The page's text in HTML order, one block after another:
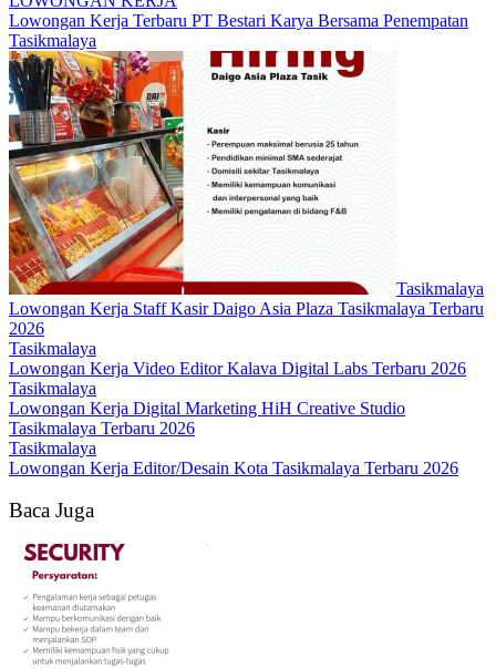
Lowongan Kerja Terbaru PT Bestari Karya Bersama Penempatan
Tasikmalaya
Tasikmalaya
Lowongan Kerja Staff Kasir Daigo Asia Plaza Tasikmalaya Terbaru
2026
Tasikmalaya
Lowongan Kerja Video Editor Kalava Digital Labs Terbaru 2026
Tasikmalaya
Lowongan Kerja Digital Marketing HiH Creative Studio
Tasikmalaya Terbaru 2026
Tasikmalaya
Lowongan Kerja Editor/Desain Kota Tasikmalaya Terbaru 2026
Baca Juga